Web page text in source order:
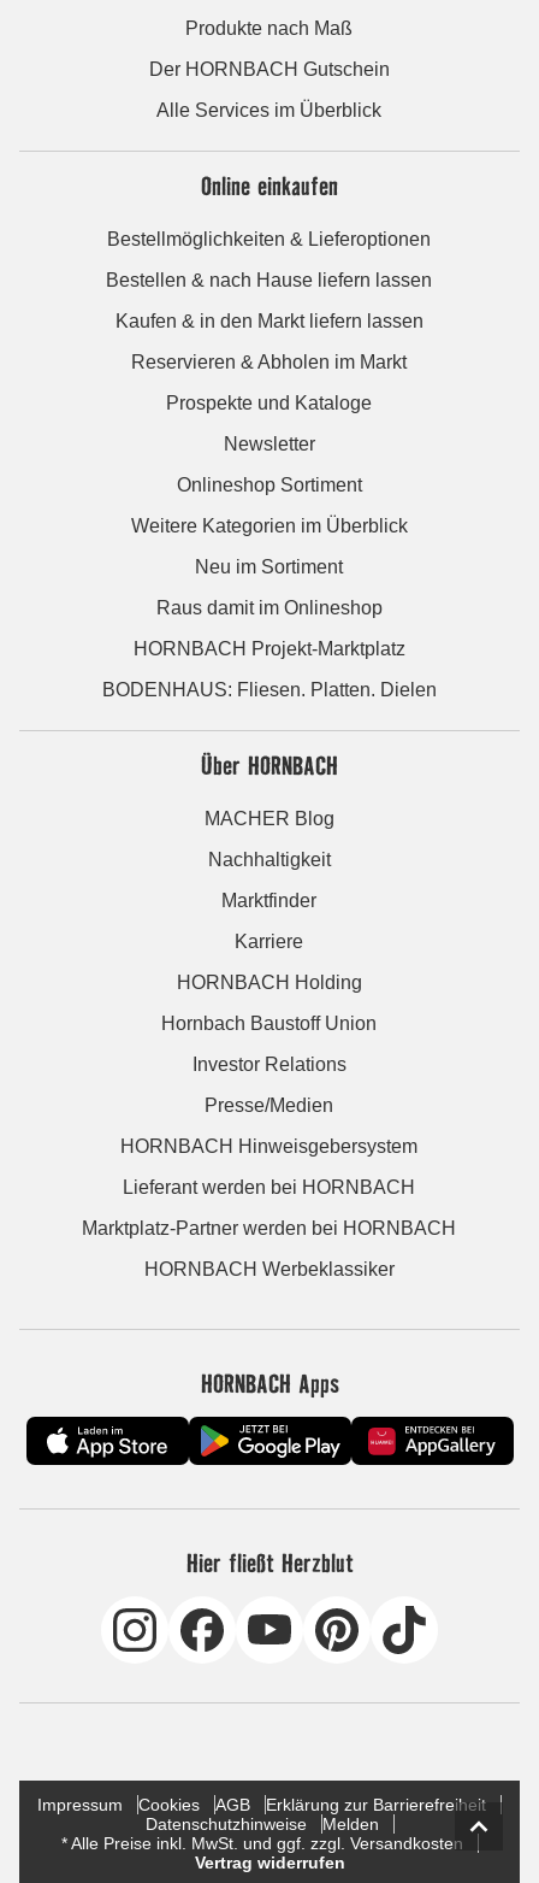
Produkte nach Maß
Der HORNBACH Gutschein
Alle Services im Überblick
Online einkaufen
Bestellmöglichkeiten & Lieferoptionen
Bestellen & nach Hause liefern lassen
Kaufen & in den Markt liefern lassen
Reservieren & Abholen im Markt
Prospekte und Kataloge
Newsletter
Onlineshop Sortiment
Weitere Kategorien im Überblick
Neu im Sortiment
Raus damit im Onlineshop
HORNBACH Projekt-Marktplatz
BODENHAUS: Fliesen. Platten. Dielen
Über HORNBACH
MACHER Blog
Nachhaltigkeit
Marktfinder
Karriere
HORNBACH Holding
Hornbach Baustoff Union
Investor Relations
Presse/Medien
HORNBACH Hinweisgebersystem
Lieferant werden bei HORNBACH
Marktplatz-Partner werden bei HORNBACH
HORNBACH Werbeklassiker
HORNBACH Apps
Hier fließt Herzblut
Impressum Cookies AGB
Erklärung zur Barrierefreiheit
Datenschutzhinweise
Melden
* Alle Preise inkl. MwSt. und ggf. zzgl. Versandkosten
Vertrag widerrufen